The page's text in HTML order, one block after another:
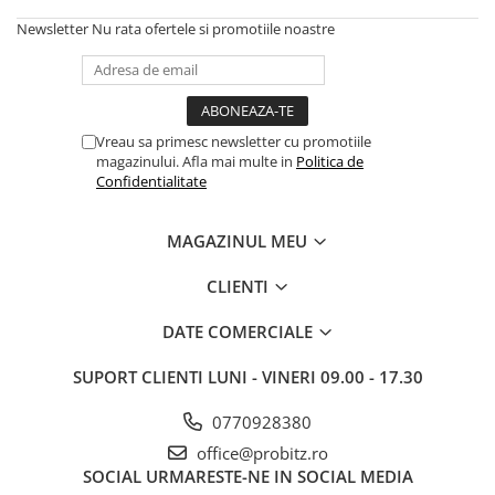
Incarcatoare laptop
Incarcatoare laptop refurbished
Standuri și Coolere Laptop
Card reader
Coolere
Ventilatoare carcasa
Componente Renew/Refurbished
Calculatoare All-in-One NOI
Calculatoare All-in-One RENEW
Componente All-in-One
Newsletter Nu rata ofertele si promotiile noastre
Vreau sa primesc newsletter cu promotiile
magazinului. Afla mai multe in Politica de
Confidentialitate
MAGAZINUL MEU
CLIENTI
DATE COMERCIALE
SUPORT CLIENTI LUNI - VINERI 09.00 - 17.30
0770928380
office@probitz.ro
SOCIAL URMARESTE-NE IN SOCIAL MEDIA